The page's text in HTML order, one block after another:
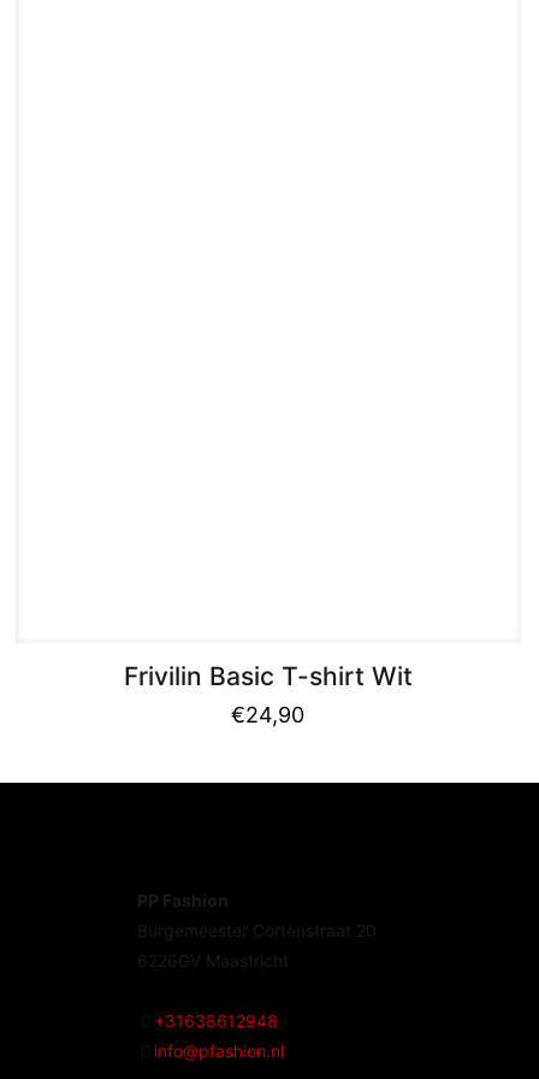
Frivilin Basic T-shirt Wit
€24,90
PP Fashion
Burgemeester Cortenstraat 20
6226GV Maastricht
+31638612948
info@pfashion.nl